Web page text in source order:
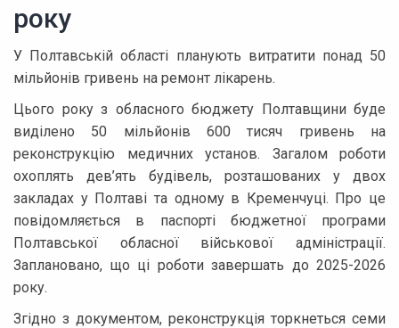
року
У Полтавській області планують витратити понад 50
мільйонів гривень на ремонт лікарень.
Цього року з обласного бюджету Полтавщини буде
виділено 50 мільйонів 600 тисяч гривень на
реконструкцію медичних установ. Загалом роботи
охоплять дев’ять будівель, розташованих у двох
закладах у Полтаві та одному в Кременчуці. Про це
повідомляється в паспорті бюджетної програми
Полтавської обласної військової адміністрації.
Заплановано, що ці роботи завершать до 2025-2026
року.
Згідно з документом, реконструкція торкнеться семи